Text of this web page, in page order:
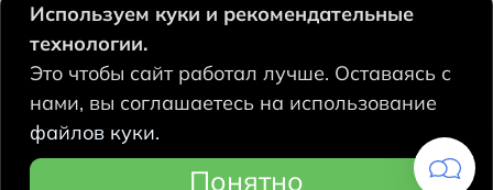
630124, Новосибирск,
Есенина, 67
hidrolux@mail.ru
Используем куки и рекомендательные
технологии.
Это чтобы сайт работал лучше. Оставаясь с
нами, вы соглашаетесь на использование
файлов куки.
Понятно